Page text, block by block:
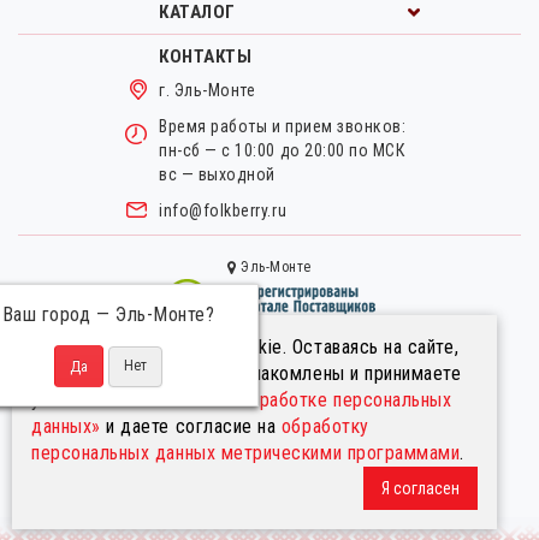
Мы используем файлы cookie. Оставаясь на сайте,
вы подтверждаете, что ознакомлены и принимаете
условия«Положения об обработке персональных
данных» и даете согласие на обработку
персональных данных метрическими программами.
Я согласен
КАТАЛОГ
КОНТАКТЫ
г. Эль-Монте
Время работы и прием звонков:
пн-сб — с 10:00 до 20:00 по МСК
вс — выходной
info@folkberry.ru
Эль-Монте
Ваш город — Эль-Монте?
Правовая информация.
Пользовательское соглашение.
Политика в отношении обработки персональных данных.
Информация на сайте не является публичной офертой
© FolkBerry.ru.
2014-2026. Все права защищены.